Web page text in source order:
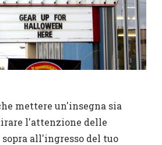
mettere un'insegna sia
l'attenzione delle
sopra all'ingresso del tuo